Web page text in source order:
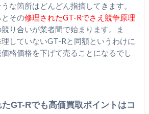
な箇所はどんどん指摘してきます。
その修理されたGT-Rでさえ競争原理
り合いが業者間で始まります。ま
していないGT-Rと同額というわけに
格価格を下げて売ることになるでし
GT-Rでも高価買取ポイントはコ